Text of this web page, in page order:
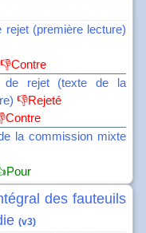
(première lecture)
👎Contre
rejet (texte de la
👎Rejeté
la commission mixte
des fauteuils
(v3)